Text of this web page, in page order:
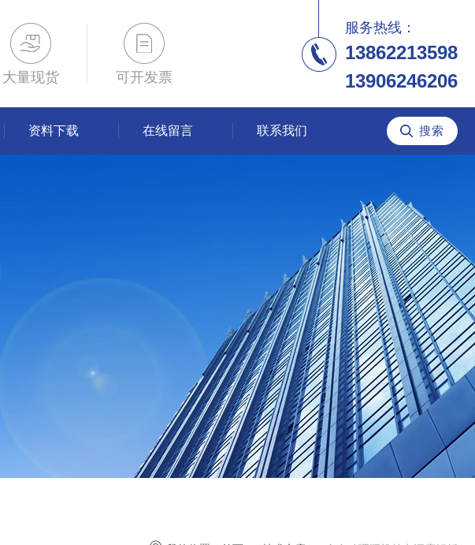
大量现货 可开发票
服务热线：
13862213598
13906246206
资料下载 在线留言 联系我们